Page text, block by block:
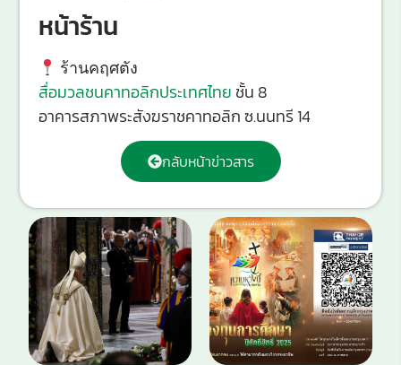
หน้าร้าน
ร้านคฤศตัง
สื่อมวลชนคาทอลิกประเทศไทย ชั้น 8
อาคารสภาพระสังฆราชคาทอลิก ซ.นนทรี 14
กลับหน้าข่าวสาร